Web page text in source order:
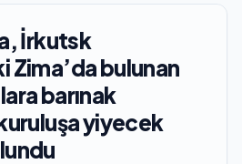
İrkutsk
Zima’da bulunan
barınak
yiyecek